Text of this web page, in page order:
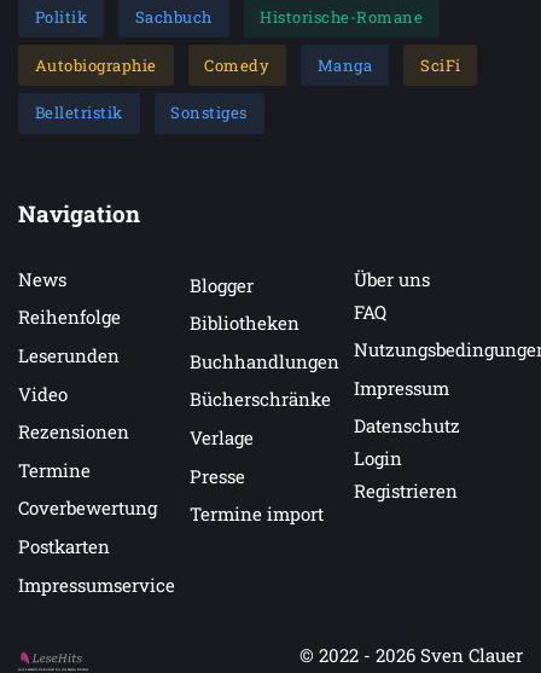
Politik Sachbuch Historische-Romane
Autobiographie Comedy Manga SciFi
Belletristik Sonstiges
Navigation
News
Reihenfolge
Leserunden
Video
Rezensionen
Termine
Coverbewertung
Postkarten
Impressumservice
Blogger
Bibliotheken
Buchhandlungen
Bücherschränke
Verlage
Presse
Termine import
Über uns
FAQ
Impressum
Datenschutz
Login
Registrieren
Auf LeseHits.de findest Du die besten Bücher.
© 2022 - 2026 Sven Clauer